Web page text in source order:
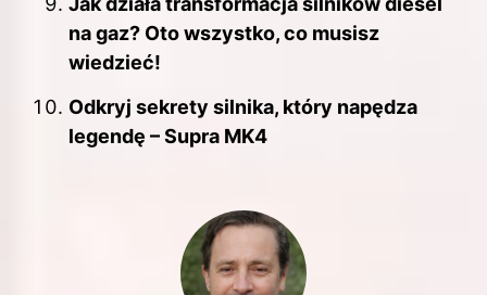
na gaz? Oto wszystko, co musisz
wiedzieć!
Odkryj sekrety silnika, który napędza
legendę – Supra MK4